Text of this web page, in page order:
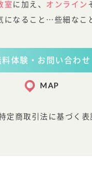
室 に加え、 オンライン
になること…些細なこ
料体験・お問い合わせ
MAP
定商取引法に基づく表